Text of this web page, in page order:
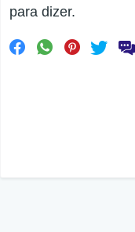
para dizer.